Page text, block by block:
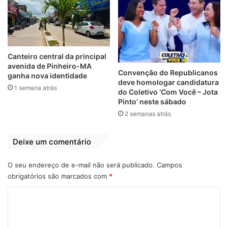
pequeno porte em Alcântara;
– Construção de usinas de triagem de
resíduos na Região Metropolitana da
Grande São Luís;
– Construção e instalação de Ecopontos;
– Obras de remediação de áreas onde
funcionavam llixões.
Em junho de 2019, o Governo do Estado
Resíduos Sólidos. Voltado para atender às
exigências do Marco Legal do Saneamento
Canteiro central da principal
avenida de Pinheiro-MA
ganha nova identidade
1 semana atrás
Convenção do Republicanos
deve homologar candidatura
do Coletivo ‘Com Você – Jota
Pinto’ neste sábado
2 semanas atrás
Deixe um comentário
O seu endereço de e-mail não será publicado. Campos
obrigatórios são marcados com *